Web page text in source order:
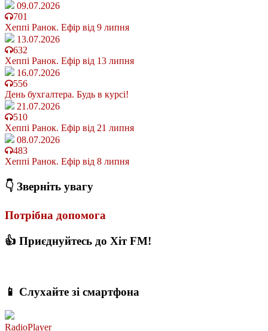
09.07.2026
701
Хеппі Ранок. Ефір від 9 липня
13.07.2026
632
Хеппі Ранок. Ефір від 13 липня
16.07.2026
556
День бухгалтера. Будь в курсі!
21.07.2026
510
Хеппі Ранок. Ефір від 21 липня
08.07.2026
483
Хеппі Ранок. Ефір від 8 липня
👇 Зверніть увагу
Потрібна допомога
👍 Приєднуйтесь до Хіт FM!
📱 Слухайте зі смартфона
RadioPlayer